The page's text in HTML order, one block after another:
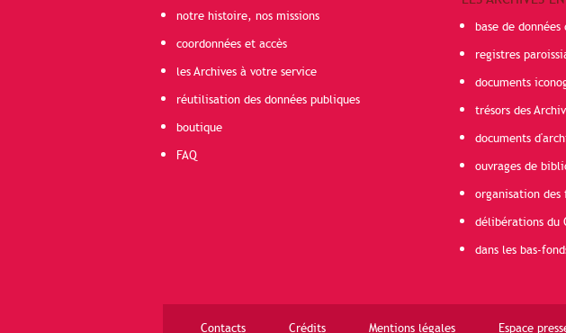
notre histoire, nos missions
coordonnées et accès
les Archives à votre service
réutilisation des données publiques
boutique
FAQ
base de
registres
documents
trésors des
documents
ouvrages de
organisation des
délibérations du
dans les bas-
Contacts Crédits Mentions légales Espace